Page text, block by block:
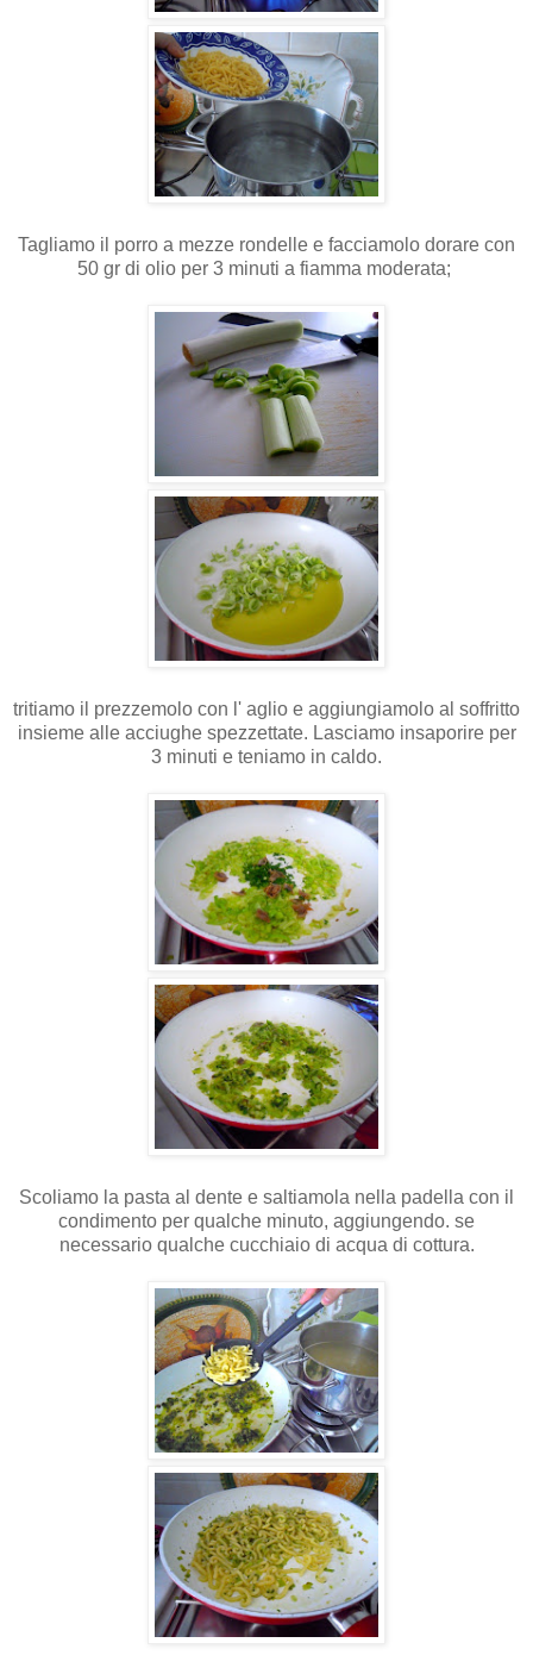
Tagliamo il porro a mezze rondelle e facciamolo dorare con
50 gr di olio per 3 minuti a fiamma moderata;
tritiamo il prezzemolo con l' aglio e aggiungiamolo al soffritto
insieme alle acciughe spezzettate. Lasciamo insaporire per
3 minuti e teniamo in caldo.
Scoliamo la pasta al dente e saltiamola nella padella con il
condimento per qualche minuto, aggiungendo. se
necessario qualche cucchiaio di acqua di cottura.